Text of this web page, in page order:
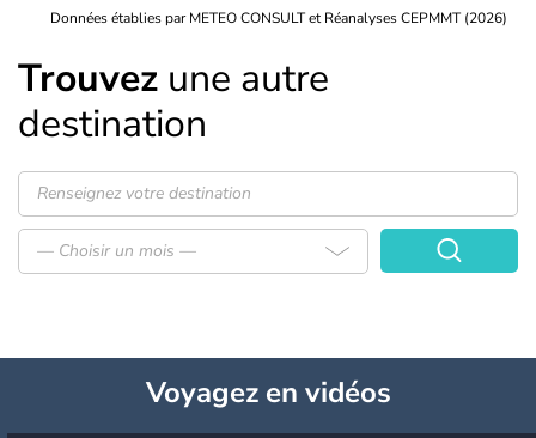
Données établies par METEO CONSULT et Réanalyses CEPMMT (2026)
Trouvez une autre
destination
— Choisir un mois —
Voyagezen vidéos